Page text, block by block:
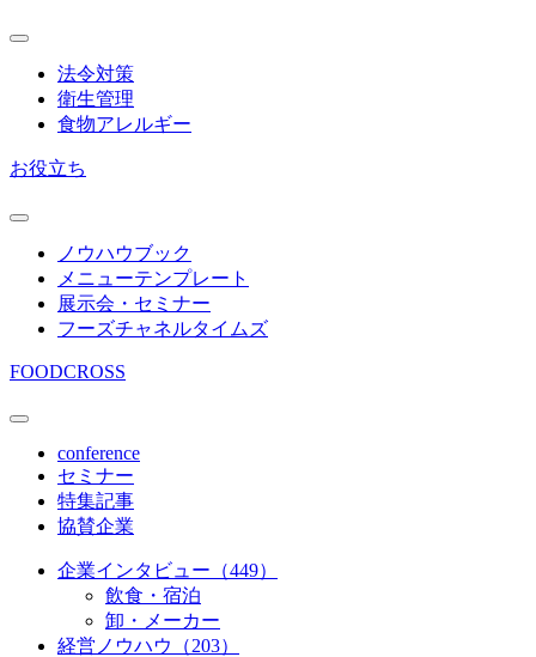
法令対策
衛生管理
食物アレルギー
お役立ち
ノウハウブック
メニューテンプレート
展示会・セミナー
フーズチャネルタイムズ
FOODCROSS
conference
セミナー
特集記事
協賛企業
企業インタビュー（449）
飲食・宿泊
卸・メーカー
経営ノウハウ（203）